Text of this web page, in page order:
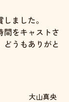
ました。
間をキャストさ
うもありがと
大山真央